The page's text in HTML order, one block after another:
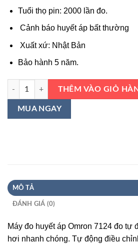
Tuổi thọ pin: 2000 lần đo.
Cảnh báo huyết áp bất thường
Xuất xứ: Nhật Bản
Bảo hành 5 năm.
Máy đo huyết áp Omron 7124 số lượng
THÊM VÀO GIỎ
MUA NGAY
MÔ TẢ
ĐÁNH GIÁ (0)
Máy đo huyết áp Omron 7124 đo tự
hơi nhanh chóng. Tự động điều